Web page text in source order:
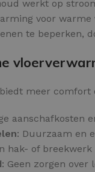
werkt op
voor
te beperken,
meer
aanschafkosten
: Duurzaam en
hak- of
: Geen zorgen over